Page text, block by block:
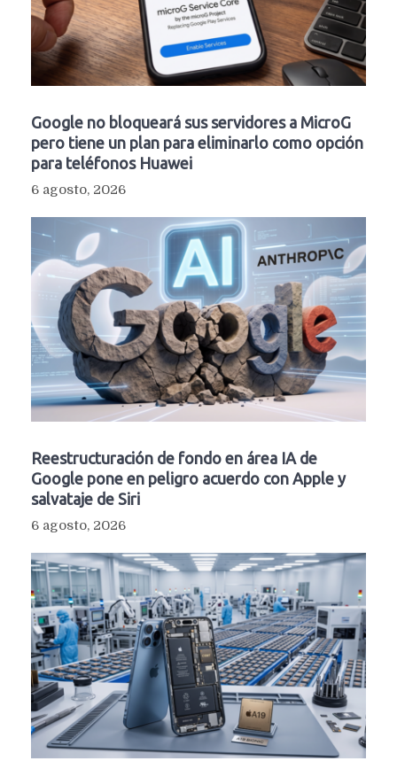
Google no bloqueará sus servidores a MicroG
pero tiene un plan para eliminarlo como opción
para teléfonos Huawei
6 agosto, 2026
Reestructuración de fondo en área IA de
Google pone en peligro acuerdo con Apple y
salvataje de Siri
6 agosto, 2026